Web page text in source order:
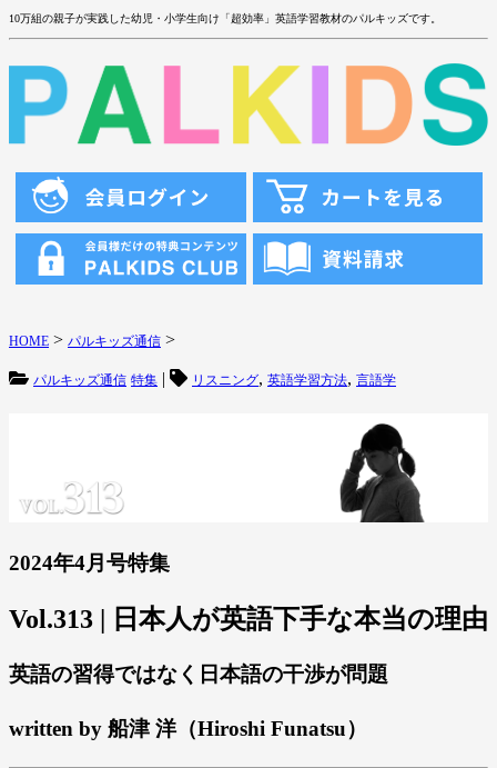
10万組の親子が実践した幼児・小学生向け「超効率」英語学習教材のパルキッズです。
HOME > パルキッズ通信 >
パルキッズ通信 特集 | リスニング, 英語学習方法, 言語学
2024年4月号特集
Vol.313 | 日本人が英語下手な本当の理由
英語の習得ではなく日本語の干渉が問題
written by 船津 洋（Hiroshi Funatsu）